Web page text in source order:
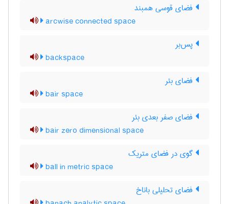
فضای قوسی همبند
arcwise connected space
پس‌بر
backspace
فضای بئر
bair space
فضای صفر بعدی بئر
bair zero dimensional space
گوی در فضای متریک
ball in metric space
فضای تحلیلی باناخ